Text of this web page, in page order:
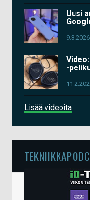
Uusi
9.3.2026
-
Lisää videoita